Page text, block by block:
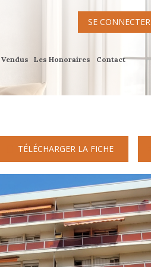
SE CONNECTER
Les Honoraires Contact
TÉLÉCHARGER LA FICHE